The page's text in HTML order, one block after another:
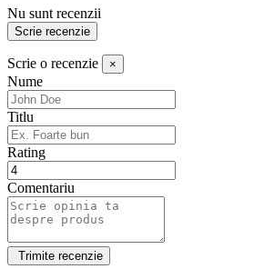
Nu sunt recenzii
Scrie recenzie
Scrie o recenzie ×
Nume
Titlu
Rating
Comentariu